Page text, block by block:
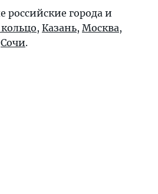
города и
, Казань, Москва,
Сочи.